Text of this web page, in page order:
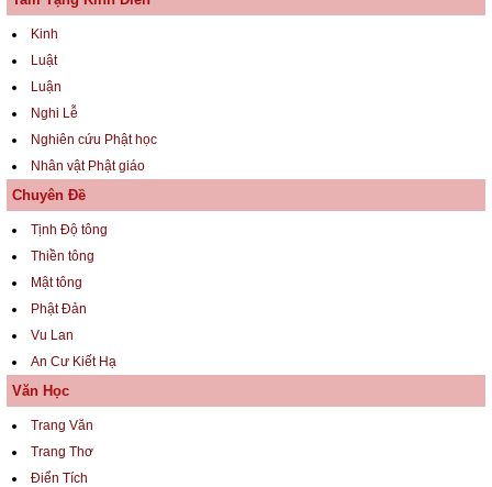
Kinh
Luật
Luận
Nghi Lễ
Nghiên cứu Phật học
Nhân vật Phật giáo
Chuyên Đề
Tịnh Độ tông
Thiền tông
Mật tông
Phật Đản
Vu Lan
An Cư Kiết Hạ
Văn Học
Trang Văn
Trang Thơ
Điển Tích